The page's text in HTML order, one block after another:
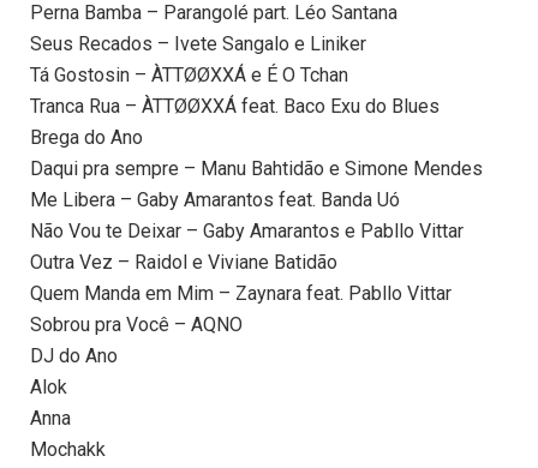
Perna Bamba – Parangolé part. Léo Santana
Seus Recados – Ivete Sangalo e Liniker
Tá Gostosin – ÀTTØØXXÁ e É O Tchan
Tranca Rua – ÀTTØØXXÁ feat. Baco Exu do Blues
Brega do Ano
Daqui pra sempre – Manu Bahtidão e Simone Mendes
Me Libera – Gaby Amarantos feat. Banda Uó
Não Vou te Deixar – Gaby Amarantos e Pabllo Vittar
Outra Vez – Raidol e Viviane Batidão
Quem Manda em Mim – Zaynara feat. Pabllo Vittar
Sobrou pra Você – AQNO
DJ do Ano
Alok
Anna
Mochakk